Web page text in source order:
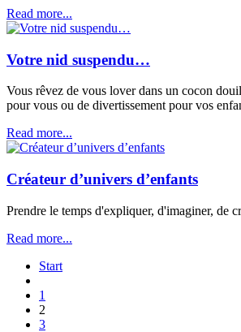
Read more...
Votre nid suspendu…
Vous rêvez de vous lover dans un cocon
pour vous ou de divertissement pour vos
Read more...
Créateur d’univers d’enfants
Prendre le temps d'expliquer, d'imaginer, de
Read more...
Start
1
2
3